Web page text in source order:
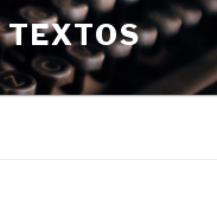
TEXTOS